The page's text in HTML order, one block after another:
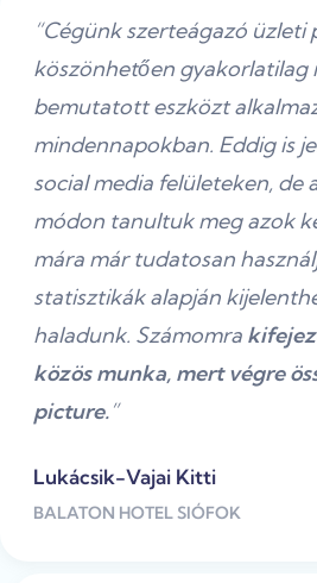
“Cégünk szerteágazó üzleti
köszönhetően gyakorlatilag
bemutatott eszközt
mindennapokban. Eddig is
social media felületeken, de
módon tanultuk meg azok
mára már tudatosan
statisztikák alapján
haladunk. Számomra
közös munka, mert végre
picture.”
Lukácsik-Vajai Kitti
BALATON HOTEL SIÓFOK